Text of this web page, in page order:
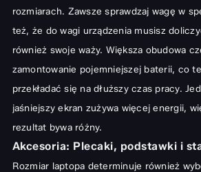
rozmiarach. Zawsze sprawdzaj wagę w
też, że do wagi urządzenia musisz
również swoje waży. Większa obudowa
zamontowanie pojemniejszej baterii, co
przekładać się na dłuższy czas pracy.
jaśniejszy ekran zużywa więcej energii,
rezultat bywa różny.
Akcesoria: Plecaki, podstawki i
Rozmiar laptopa determinuje również